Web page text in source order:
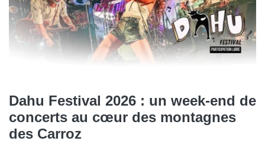
Dahu Festival 2026 : un week-end de
concerts au cœur des montagnes
des Carroz